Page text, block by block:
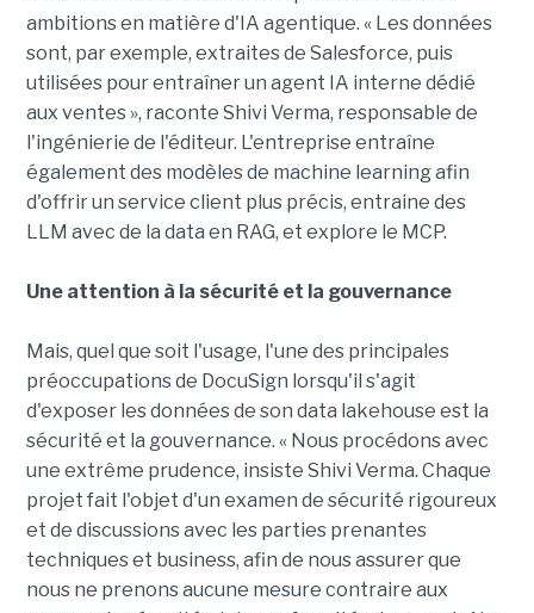
ambitions en matière d'IA agentique. « Les données
sont, par exemple, extraites de Salesforce, puis
utilisées pour entraîner un agent IA interne dédié
aux ventes », raconte Shivi Verma, responsable de
l'ingénierie de l'éditeur. L'entreprise entraîne
également des modèles de machine learning afin
d'offrir un service client plus précis, entraine des
LLM avec de la data en RAG, et explore le MCP.
Une attention à la sécurité et la gouvernance
Mais, quel que soit l'usage, l'une des principales
préoccupations de DocuSign lorsqu'il s'agit
d'exposer les données de son data lakehouse est la
sécurité et la gouvernance. « Nous procédons avec
une extrême prudence, insiste Shivi Verma. Chaque
projet fait l'objet d'un examen de sécurité rigoureux
et de discussions avec les parties prenantes
techniques et business, afin de nous assurer que
nous ne prenons aucune mesure contraire aux